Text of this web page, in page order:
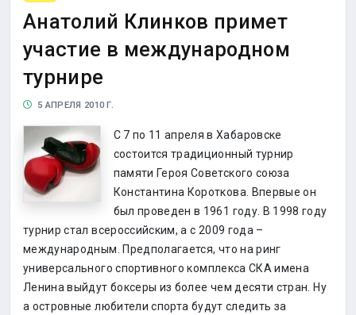
Анатолий Клинков примет
участие в международном
турнире
5 АПРЕЛЯ 2010 Г.
С 7 по 11 апреля в Хабаровске
состоится традиционный турнир
памяти Героя Советского союза
Константина Короткова. Впервые он
был проведен в 1961 году. В 1998 году
турнир стал всероссийским, а с 2009 года –
международным. Предполагается, что на ринг
универсального спортивного комплекса СКА имена
Ленина выйдут боксеры из более чем десяти стран. Ну
а островные любители спорта будут следить за